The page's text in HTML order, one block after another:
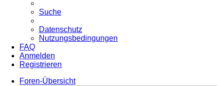
Suche
Datenschutz
Nutzungsbedingungen
FAQ
Anmelden
Registrieren
Foren-Übersicht